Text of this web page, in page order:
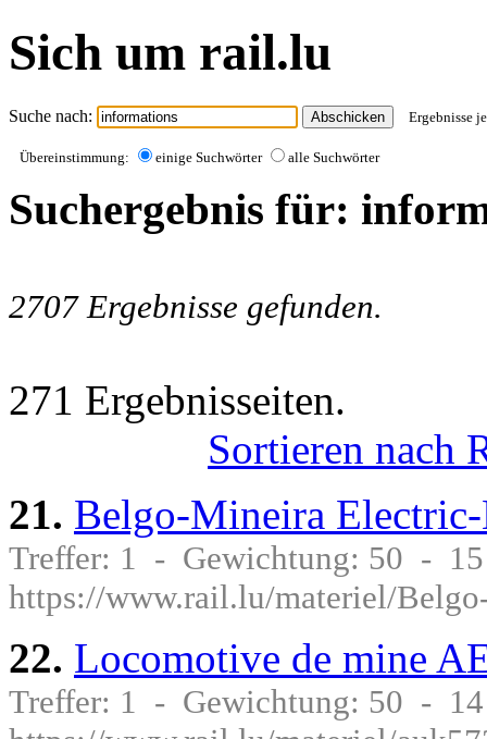
Sich um rail.lu
Suche nach: Ergebnisse
Übereinstimmung: einige Suchwörter alle Suchwörter
Suchergebnis für:
2707 Ergebnisse gefunden.
271 Ergebnisseiten.
Sortieren nach
21. Belgo-Mineira
Treffer: 1 - Gewichtung: 50 -
https://www.rail.lu/materiel/
22. Locomotive de mine
Treffer: 1 - Gewichtung: 50 -